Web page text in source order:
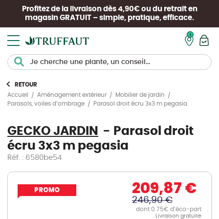
Profitez de la livraison dès 4,90€ ou du retrait en
magasin GRATUIT – simple, pratique, efficace.
RETOUR
Accueil
Aménagement extérieur
Mobilier de jardin
Parasols, voiles d’ombrage
Parasol droit écru 3x3 m pegasia
GECKO JARDIN
Parasol droit
écru 3x3 m pegasia
Réf. : 6580be54
PROMO 209,87 €
246,90 €
dont 0.75€ d’éco-part
Livraison gratuite